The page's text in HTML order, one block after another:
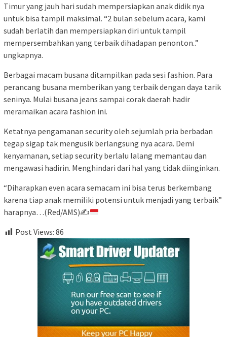
Timur yang jauh hari sudah mempersiapkan anak didik nya
untuk bisa tampil maksimal. “2 bulan sebelum acara, kami
sudah berlatih dan mempersiapkan diri untuk tampil
mempersembahkan yang terbaik dihadapan penonton..”
ungkapnya.
Berbagai macam busana ditampilkan pada sesi fashion. Para
perancang busana memberikan yang terbaik dengan daya tarik
seninya. Mulai busana jeans sampai corak daerah hadir
meramaikan acara fashion ini.
Ketatnya pengamanan security oleh sejumlah pria berbadan
tegap sigap tak mengusik berlangsung nya acara. Demi
kenyamanan, setiap security berlalu lalang memantau dan
mengawasi hadirin. Menghindari dari hal yang tidak diinginkan.
“Diharapkan even acara semacam ini bisa terus berkembang
karena tiap anak memiliki potensi untuk menjadi yang terbaik”
harapnya…(Red/AMS)✍
Post Views: 86